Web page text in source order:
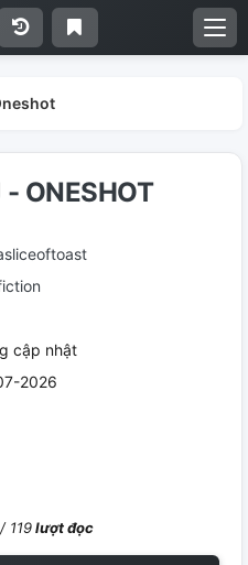
ONESHOT
cập nhật
2026
119lượt đọc